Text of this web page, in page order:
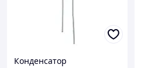
Конденсатор